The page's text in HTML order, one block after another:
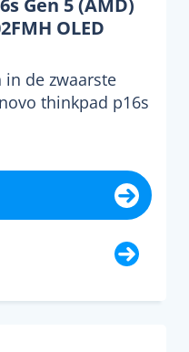
Gen 5 (AMD)
OLED
de zwaarste
thinkpad p16s